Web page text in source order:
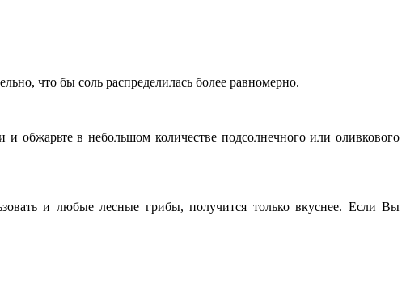
что бы соль распределилась более равномерно.
обжарьте в небольшом количестве подсолнечного или оливкового
и любые лесные грибы, получится только вкуснее. Если Вы